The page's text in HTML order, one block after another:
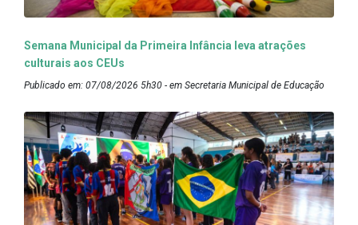
Semana Municipal da Primeira Infância leva atrações
culturais aos CEUs
Publicado em: 07/08/2026 5h30 - em Secretaria Municipal de Educação